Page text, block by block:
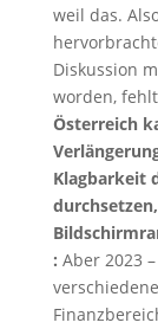
weil das.
Diskussion
worden,
Österreich
Klagbarkeit
: Aber 2023